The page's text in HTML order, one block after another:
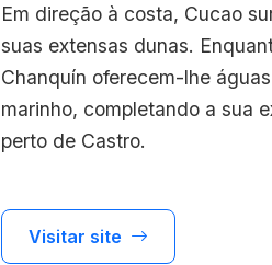
Em direção à costa, Cucao
suas extensas dunas.
Chanquín oferecem-lhe
marinho, completando a sua
perto de Castro.
Visitar site